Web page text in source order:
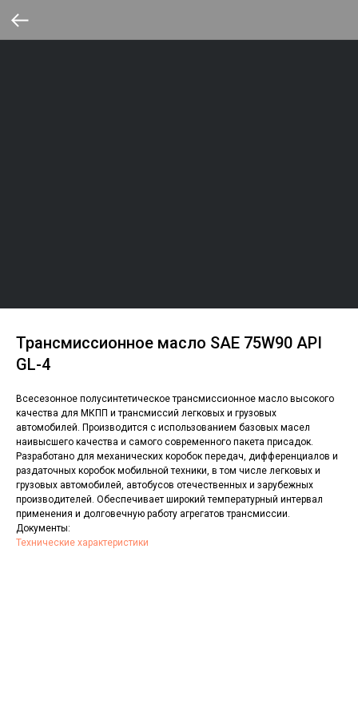
Трансмиссионное масло SAE 75W90 API
GL-4
Всесезонное полусинтетическое трансмиссионное масло высокого
качества для МКПП и трансмиссий легковых и грузовых
автомобилей. Производится с использованием базовых масел
наивысшего качества и самого современного пакета присадок.
Разработано для механических коробок передач, дифференциалов и
раздаточных коробок мобильной техники, в том числе легковых и
грузовых автомобилей, автобусов отечественных и зарубежных
производителей. Обеспечивает широкий температурный интервал
применения и долговечную работу агрегатов трансмиссии.
Документы:
Технические характеристики